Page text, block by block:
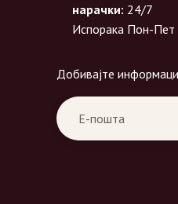
нарачки: 24/7
Испорака Пон-
Добивајте